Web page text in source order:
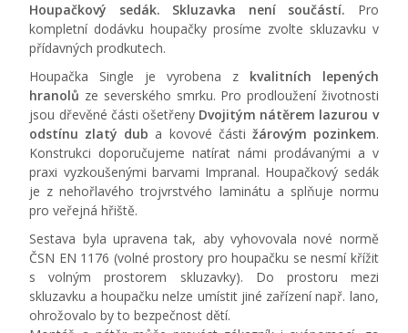
Houpačkový sedák. Skluzavka není součástí. Pro
kompletní dodávku houpačky prosíme zvolte skluzavku v
přídavných prodkutech.
Houpačka Single je vyrobena z kvalitních lepených
hranolů ze severského smrku. Pro prodloužení životnosti
jsou dřevěné části ošetřeny Dvojitým nátěrem lazurou v
odstínu zlatý dub a kovové části žárovým pozinkem.
Konstrukci doporučujeme natírat námi prodávanými a v
praxi vyzkoušenými barvami Impranal. Houpačkový sedák
je z nehořlavého trojvrstvého laminátu a splňuje normu
pro veřejná hřiště.
Sestava byla upravena tak, aby vyhovovala nové normě
ČSN EN 1176 (volné prostory pro houpačku se nesmí křížit
s volným prostorem skluzavky). Do prostoru mezi
skluzavku a houpačku nelze umístit jiné zařízení např. lano,
ohrožovalo by to bezpečnost dětí.